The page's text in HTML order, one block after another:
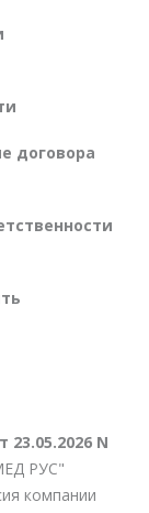
договора
N
РУС"
компании